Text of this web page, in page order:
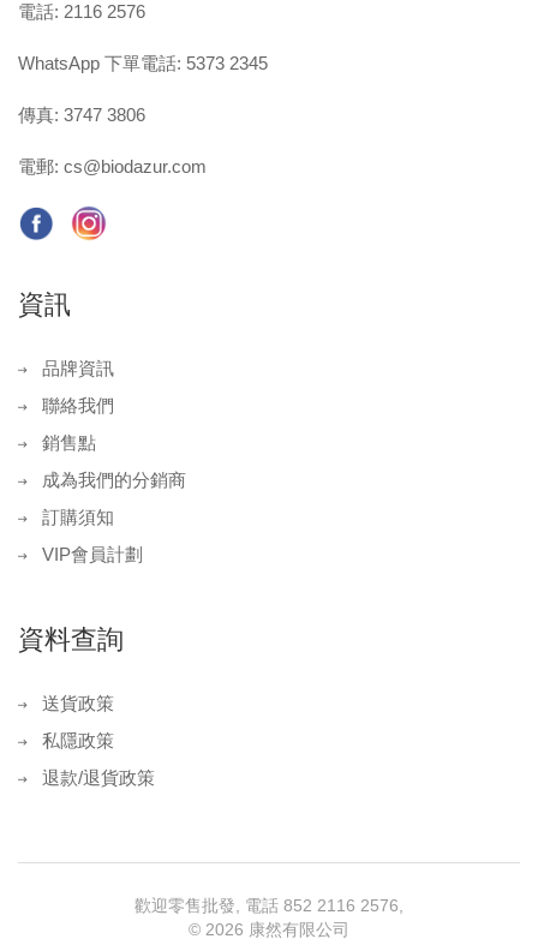
電話: 2116 2576
WhatsApp 下單電話: 5373 2345
傳真: 3747 3806
電郵: cs@biodazur.com
資訊
品牌資訊
聯絡我們
銷售點
成為我們的分銷商
訂購須知
VIP會員計劃
資料查詢
送貨政策
私隱政策
退款/退貨政策
歡迎零售批發, 電話 852 2116 2576,
© 2026 康然有限公司